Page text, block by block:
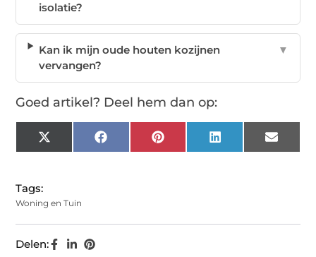
isolatie?
Kan ik mijn oude houten kozijnen
vervangen?
▼
Goed artikel? Deel hem dan op:
X
(Twitter)
Facebook Pinterest LinkedIn Email
Tags:
Woning en Tuin
Delen: